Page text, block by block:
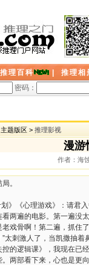
推理百科 推理相
密码：
题版区 > 推理影视
漫游
作者：海
。
》《心理游戏》：请君入
看两遍的电影。第一遍
戏骨啊！第二遍，抓住
太刺激人了，当凯撒抽
的逻辑课》，我现在已
两部看下来，心也是更